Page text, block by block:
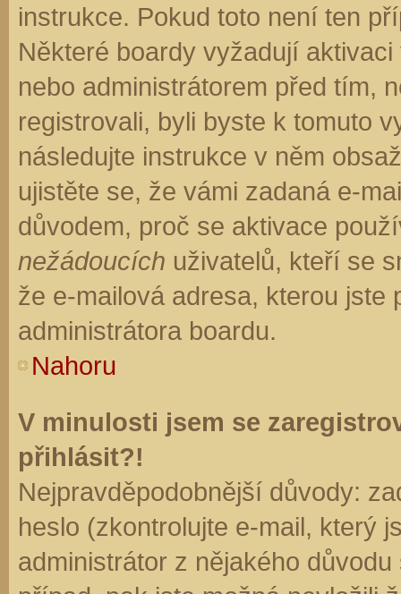
instrukce. Pokud toto není ten
Některé boardy vyžadují
nebo administrátorem před tím,
registrovali, byli byste k tomuto
následujte instrukce v něm
ujistěte se, že vámi zadaná e-
důvodem, proč se aktivace
nežádoucích uživatelů, kteří se
že e-mailová adresa, kterou jste
administrátora boardu.
Nahoru
V minulosti jsem se
přihlásit?!
Nejpravděpodobnější důvody:
heslo (zkontrolujte e-mail, který
administrátor z nějakého